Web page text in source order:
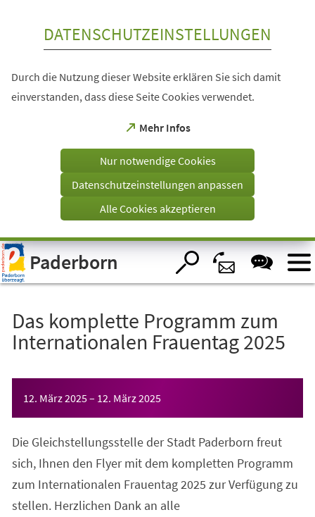
Visuelle
Assistenzsoftware
öffnen.
DATENSCHUTZEINSTELLUNGEN
Durch die Nutzung dieser Website erklären Sie sich damit
einverstanden, dass diese Seite Cookies verwendet.
Mehr Infos
(Öffnet
einem
Tab)
Nur notwendige Cookies
Datenschutzeinstellungen anpassen
Alle Cookies akzeptieren
Paderborn
Das komplette Programm zum
Internationalen Frauentag 2025
12. März 2025– 12. März 2025
Die Gleichstellungsstelle der Stadt Paderborn freut
sich, Ihnen den Flyer mit dem kompletten Programm
zum Internationalen Frauentag 2025 zur Verfügung zu
stellen. Herzlichen Dank an alle